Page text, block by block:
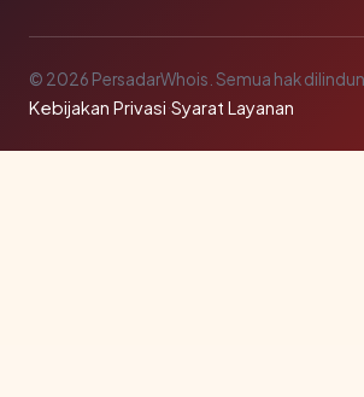
© 2026 PersadarWhois. Semua hak
Kebijakan Privasi·Syarat Layanan